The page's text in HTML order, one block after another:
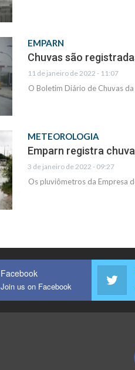
EMPARN
Chuvas são
11 de janeiro de 2022 - 11:07
O Boletim Diário de Chuvas
METEOROLOGIA
Emparn registra
3 de janeiro de 2022 - 09:27
Os pluviômetros da Empresa
Facebook
Join us on Facebook